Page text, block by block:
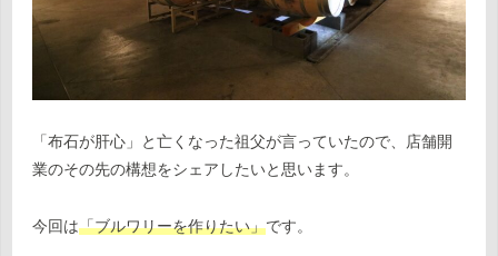
「布石が肝心」と亡くなった祖父が言っていたので、店舗開
業のその先の構想をシェアしたいと思います。
今回は「ブルワリーを作りたい」です。